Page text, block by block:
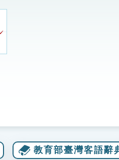
教育部臺灣客語辭